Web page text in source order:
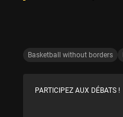
Basketball without borders
PARTICIPEZ AUX DÉBATS !